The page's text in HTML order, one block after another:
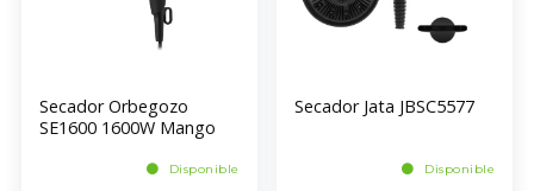
Secador Orbegozo
SE1600 1600W Mango
Disponible
Secador Jata JBSC5577
Disponible